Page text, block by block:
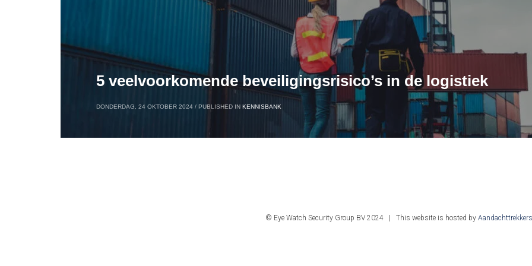
5 veelvoorkomende beveiligingsrisico’s in de logistiek
DONDERDAG, 24 OKTOBER 2024 / PUBLISHED IN KENNISBANK
© Eye Watch Security Group BV 2024 | This website is hosted by Aandachttrekkers